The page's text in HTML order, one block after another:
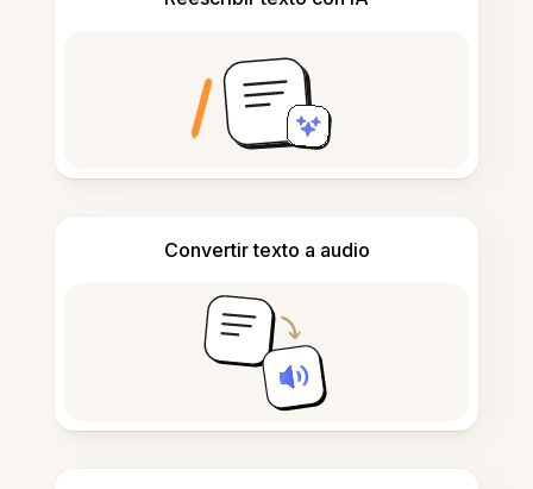
Convertir texto a audio